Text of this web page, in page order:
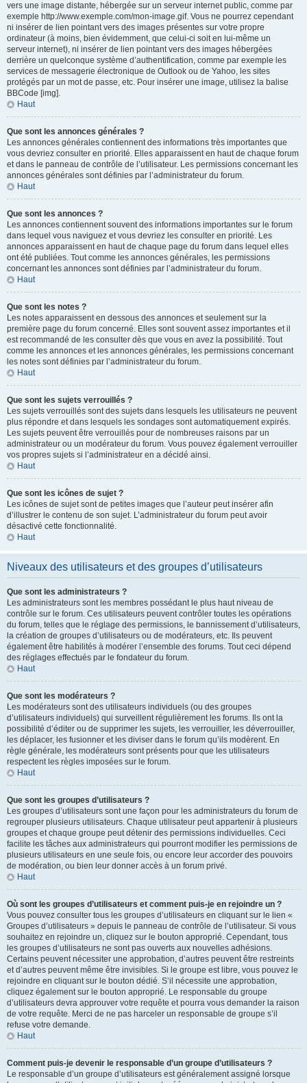
vers une image distante, hébergée sur un serveur internet public, comme par
exemple http://www.exemple.com/mon-image.gif. Vous ne pourrez cependant
ni insérer de lien pointant vers des images présentes sur votre propre
ordinateur (à moins, bien évidemment, que celui-ci soit en lui-même un
serveur internet), ni insérer de lien pointant vers des images hébergées
derrière un quelconque système d’authentification, comme par exemple les
services de messagerie électronique de Outlook ou de Yahoo, les sites
protégés par un mot de passe, etc. Pour insérer une image, utilisez la balise
BBCode [img].
Haut
Que sont les annonces générales ?
Les annonces générales contiennent des informations très importantes que
vous devriez consulter en priorité. Elles apparaissent en haut de chaque forum
et dans le panneau de contrôle de l’utilisateur. Les permissions concernant les
annonces générales sont définies par l’administrateur du forum.
Haut
Que sont les annonces ?
Les annonces contiennent souvent des informations importantes sur le forum
dans lequel vous naviguez et vous devriez les consulter en priorité. Les
annonces apparaissent en haut de chaque page du forum dans lequel elles
ont été publiées. Tout comme les annonces générales, les permissions
concernant les annonces sont définies par l’administrateur du forum.
Haut
Que sont les notes ?
Les notes apparaissent en dessous des annonces et seulement sur la
première page du forum concerné. Elles sont souvent assez importantes et il
est recommandé de les consulter dès que vous en avez la possibilité. Tout
comme les annonces et les annonces générales, les permissions concernant
les notes sont définies par l’administrateur du forum.
Haut
Que sont les sujets verrouillés ?
Les sujets verrouillés sont des sujets dans lesquels les utilisateurs ne peuvent
plus répondre et dans lesquels les sondages sont automatiquement expirés.
Les sujets peuvent être verrouillés pour de nombreuses raisons par un
administrateur ou un modérateur du forum. Vous pouvez également verrouiller
vos propres sujets si l’administrateur en a décidé ainsi.
Haut
Que sont les icônes de sujet ?
Les icônes de sujet sont de petites images que l’auteur peut insérer afin
d’illustrer le contenu de son sujet. L’administrateur du forum peut avoir
désactivé cette fonctionnalité.
Haut
Niveaux des utilisateurs et des groupes d’utilisateurs
Que sont les administrateurs ?
Les administrateurs sont les membres possédant le plus haut niveau de
contrôle sur le forum. Ces utilisateurs peuvent contrôler toutes les opérations
du forum, telles que le réglage des permissions, le bannissement d’utilisateurs,
la création de groupes d’utilisateurs ou de modérateurs, etc. Ils peuvent
également être habilités à modérer l’ensemble des forums. Tout ceci dépend
des réglages effectués par le fondateur du forum.
Haut
Que sont les modérateurs ?
Les modérateurs sont des utilisateurs individuels (ou des groupes
d’utilisateurs individuels) qui surveillent régulièrement les forums. Ils ont la
possibilité d’éditer ou de supprimer les sujets, les verrouiller, les déverrouiller,
les déplacer, les fusionner et les diviser dans le forum qu’ils modèrent. En
règle générale, les modérateurs sont présents pour que les utilisateurs
respectent les règles imposées sur le forum.
Haut
Que sont les groupes d’utilisateurs ?
Les groupes d’utilisateurs sont une façon pour les administrateurs du forum de
regrouper plusieurs utilisateurs. Chaque utilisateur peut appartenir à plusieurs
groupes et chaque groupe peut détenir des permissions individuelles. Ceci
facilite les tâches aux administrateurs qui pourront modifier les permissions de
plusieurs utilisateurs en une seule fois, ou encore leur accorder des pouvoirs
de modération, ou bien leur donner accès à un forum privé.
Haut
Où sont les groupes d’utilisateurs et comment puis-je en rejoindre un ?
Vous pouvez consulter tous les groupes d’utilisateurs en cliquant sur le lien «
Groupes d’utilisateurs » depuis le panneau de contrôle de l’utilisateur. Si vous
souhaitez en rejoindre un, cliquez sur le bouton approprié. Cependant, tous
les groupes d’utilisateurs ne sont pas ouverts aux nouvelles adhésions.
Certains peuvent nécessiter une approbation, d’autres peuvent être restreints
et d’autres peuvent même être invisibles. Si le groupe est libre, vous pouvez le
rejoindre en cliquant sur le bouton dédié. S’il nécessite une approbation,
cliquez également sur le bouton approprié. Le responsable du groupe
d’utilisateurs devra approuver votre requête et pourra vous demander la raison
de votre requête. Merci de ne pas harceler un responsable de groupe s’il
refuse votre demande.
Haut
Comment puis-je devenir le responsable d’un groupe d’utilisateurs ?
Le responsable d’un groupe d’utilisateurs est généralement assigné lorsque